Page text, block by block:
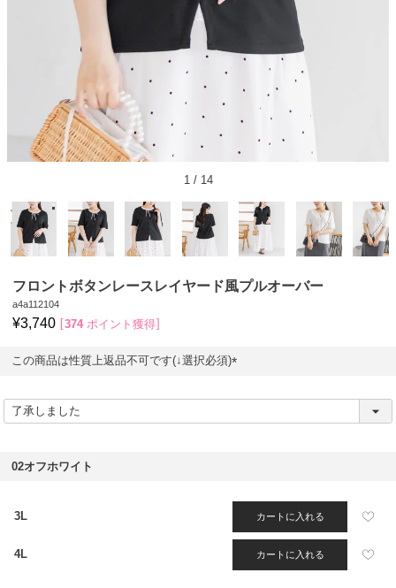
1/ 14
フロントボタンレースレイヤード風プルオーバー
a4a112104
¥3,740 374 ポイント獲得
この商品は性質上返品不可です(↓選択必須)
必
02オフホワイト
3L カートに入れる
4L カートに入れる